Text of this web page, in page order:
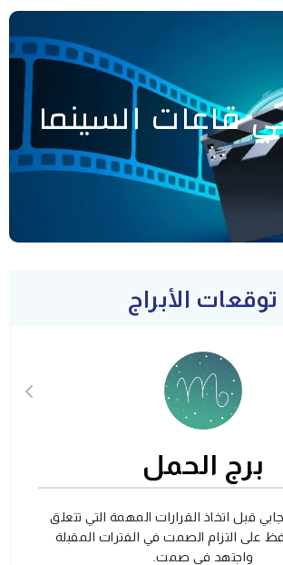
قاعات السينما
توقعات الأبراج
برج الحمل
قبل اتخاذ القرارات المهمة التي تتعلق
على التزام الصمت في الفترات المقبلة
واجتهد في صمت.